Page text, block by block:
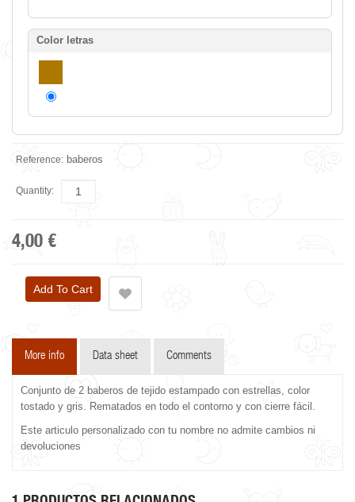
Color letras
Reference: baberos
Quantity:
4,00 €
More info Data sheet Comments
Conjunto de 2 baberos de tejido estampado con estrellas, color
tostado y gris. Rematados en todo el contorno y con cierre fácil.
Este articulo personalizado con tu nombre no admite cambios ni
devoluciones